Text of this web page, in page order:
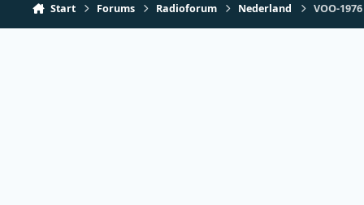
Start Forums Radioforum Nederland VOO-